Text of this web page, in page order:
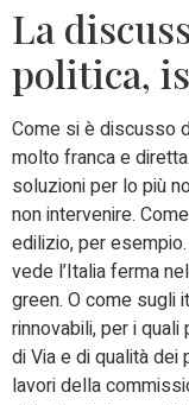
La
politica,
Come si è discusso
molto franca e
soluzioni per lo più
non intervenire.
edilizio, per
vede l’Italia ferma
green. O come sugli
rinnovabili, per i
di Via e di qualità
lavori della